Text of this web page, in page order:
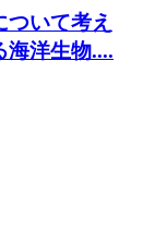
いて考え
海洋生物....